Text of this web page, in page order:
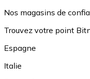
Nos magasins de
Trouvez votre point
Espagne
Italie